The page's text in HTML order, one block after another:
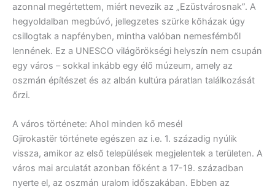
azonnal megértettem, miért nevezik az „Ezüstvárosnak”. A
hegyoldalban megbúvó, jellegzetes szürke kőházak úgy
csillogtak a napfényben, mintha valóban nemesfémből
lennének. Ez a UNESCO világörökségi helyszín nem csupán
egy város – sokkal inkább egy élő múzeum, amely az
oszmán építészet és az albán kultúra páratlan találkozását
őrzi.
A város története: Ahol minden kő mesél
Gjirokastër története egészen az i.e. 1. századig nyúlik
vissza, amikor az első települések megjelentek a területen. A
város mai arculatát azonban főként a 17-19. században
nyerte el, az oszmán uralom időszakában. Ebben az